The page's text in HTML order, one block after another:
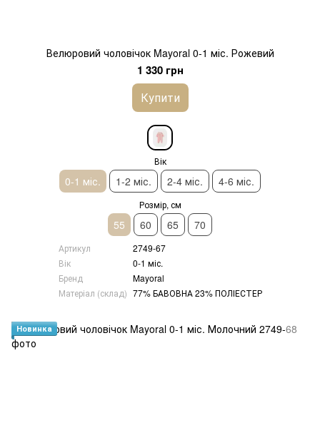
Велюровий чоловічок Mayoral 0-1 міс. Рожевий
1 330 грн
Купити
Вік
0-1 міс. 1-2 міс. 2-4 міс. 4-6 міс.
Розмір, см
55 60 65 70
Артикул
2749-67
Вік
0-1 міс.
Бренд
Mayoral
Матеріал (склад) 77% БАВОВНА 23% ПОЛІЕСТЕР
Новинка